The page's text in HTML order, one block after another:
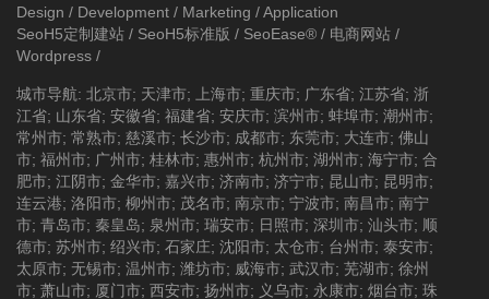
Design / Development / Marketing / Application
SeoH5定制建站 / SeoH5标准版 / SeoEase® / 电商网站 /
Wordpress /
城市导航: 北京市; 天津市; 上海市; 重庆市; 广东省; 江苏省; 浙
江省; 山东省; 安徽省; 福建省; 安庆市; 滨州市; 蚌埠市; 潮州市;
常州市; 常熟市; 慈溪市; 长沙市; 成都市; 东莞市; 大连市; 佛山
市; 福州市; 广州市; 桂林市; 惠州市; 杭州市; 湖州市; 海宁市; 合
肥市; 江阴市; 金华市; 嘉兴市; 济南市; 济宁市; 昆山市; 昆明市;
连云港; 洛阳市; 柳州市; 茂名市; 南京市; 宁波市; 南昌市; 南宁
市; 青岛市; 秦皇岛; 泉州市; 瑞安市; 日照市; 深圳市; 汕头市; 顺
德市; 苏州市; 绍兴市; 石家庄; 沈阳市; 太仓市; 台州市; 泰安市;
太原市; 无锡市; 温州市; 潍坊市; 威海市; 武汉市; 芜湖市; 徐州
市; 萧山市; 厦门市; 西安市; 扬州市; 义乌市; 永康市; 烟台市; 珠